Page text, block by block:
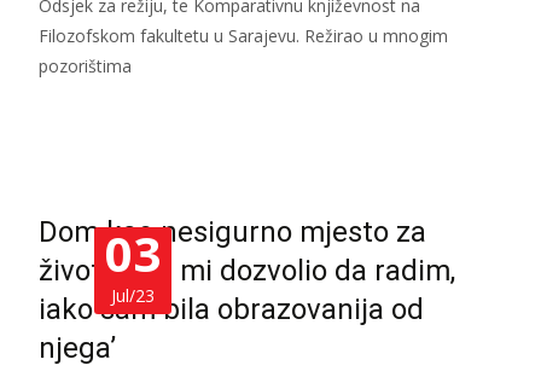
Odsjek za režiju, te Komparativnu književnost na
Filozofskom fakultetu u Sarajevu. Režirao u mnogim
pozorištima
03
Jul/23
Dom kao nesigurno mjesto za
život: ‘Nije mi dozvolio da radim,
iako sam bila obrazovanija od
njega’